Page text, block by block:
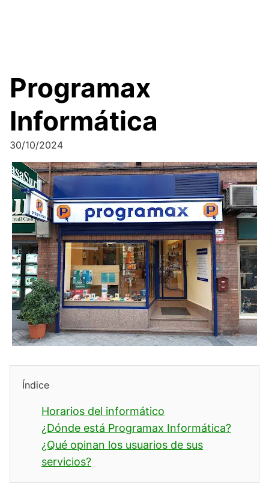
Programax
Informática
30/10/2024
Índice
Horarios del informático
¿Dónde está Programax Informática?
¿Qué opinan los usuarios de sus
servicios?